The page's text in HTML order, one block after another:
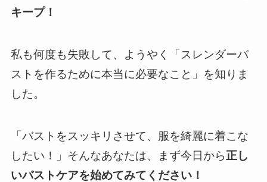
キープ！
私も何度も失敗して、ようやく「スレンダーバ
ストを作るために本当に必要なこと」を知りま
した。
「バストをスッキリさせて、服を綺麗に着こな
したい！」そんなあなたは、まず今日から正し
いバストケアを始めてみてください！